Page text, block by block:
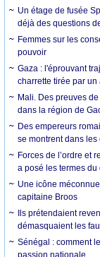
Un étage de fusée
déjà des questions
Femmes sur les
pouvoir
Gaza : l'éprouvant
charrette tirée par un
Mali. Des preuves
dans la région de
Des empereurs
se montrent dans
Forces de l’ordre et
a posé les termes du
Une icône
capitaine Broos
Ils prétendaient
démasquaient les
Sénégal : comment
passion nationale